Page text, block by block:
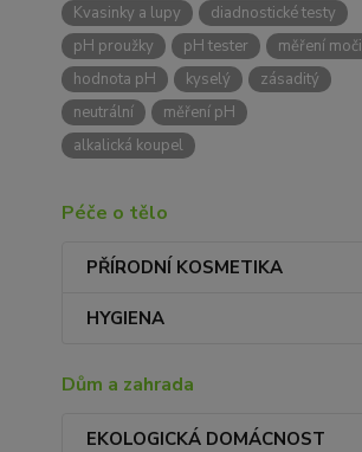
Kvasinky a lupy
diadnostické testy
pH proužky
pH tester
měření moči
hodnota pH
kyselý
zásaditý
neutrální
měření pH
alkalická koupel
Péče o tělo
PŘÍRODNÍ KOSMETIKA
HYGIENA
Dům a zahrada
EKOLOGICKÁ DOMÁCNOST